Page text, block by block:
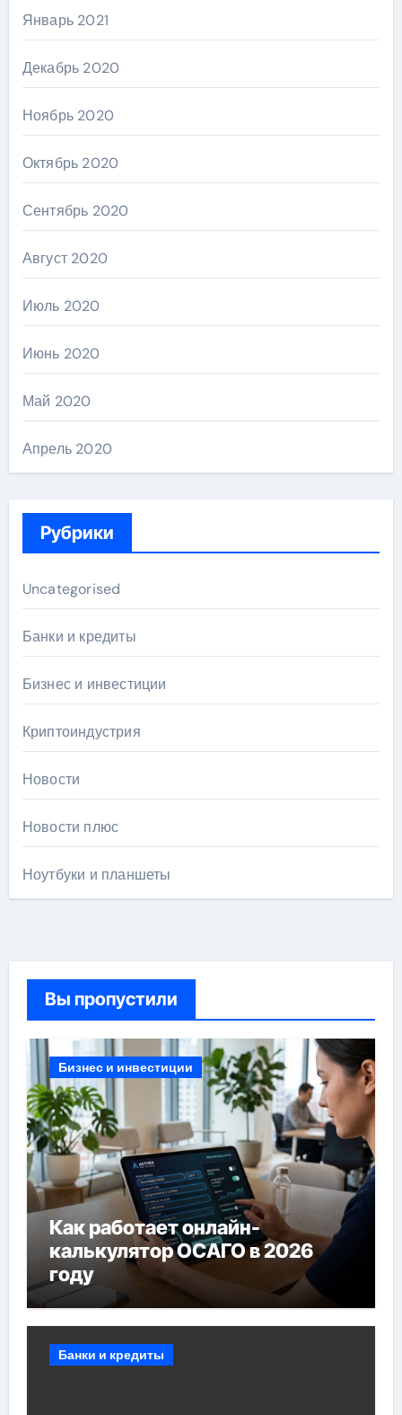
Январь 2021
Декабрь 2020
Ноябрь 2020
Октябрь 2020
Сентябрь 2020
Август 2020
Июль 2020
Июнь 2020
Май 2020
Апрель 2020
Рубрики
Uncategorised
Банки и кредиты
Бизнес и инвестиции
Криптоиндустрия
Новости
Новости плюс
Ноутбуки и планшеты
Вы пропустили
Бизнес и инвестиции
Как работает онлайн-
калькулятор ОСАГО в 2026
году
Банки и кредиты